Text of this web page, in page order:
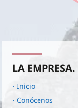
LA
· Inicio
· Conócenos